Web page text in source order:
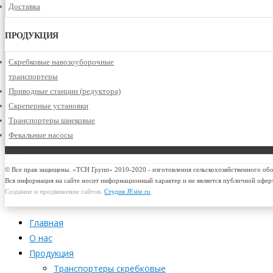
Доставка
ПРОДУКЦИЯ
Скребковые навозоуборочные
транспортеры
Приводные станции (редуктора)
Скреперные установки
Транспортеры шнековые
Фекальные насосы
© Все прав защищены. «ТСН Групп» 2010-2020 - изготовления сельскохозяйственного
Вся информация на сайте носит информационный характер и не является публичной
Создание и продвижение сайтов. Студия JEsite.ru
Главная
О нас
Продукция
Транспортеры скребковые